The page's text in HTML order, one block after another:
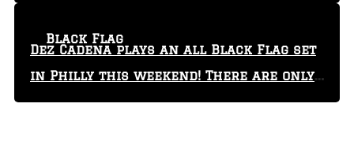
Dez Cadena plays an all Black Flag set
in Philly this weekend! There are only
29 tickets left!
Black Flag